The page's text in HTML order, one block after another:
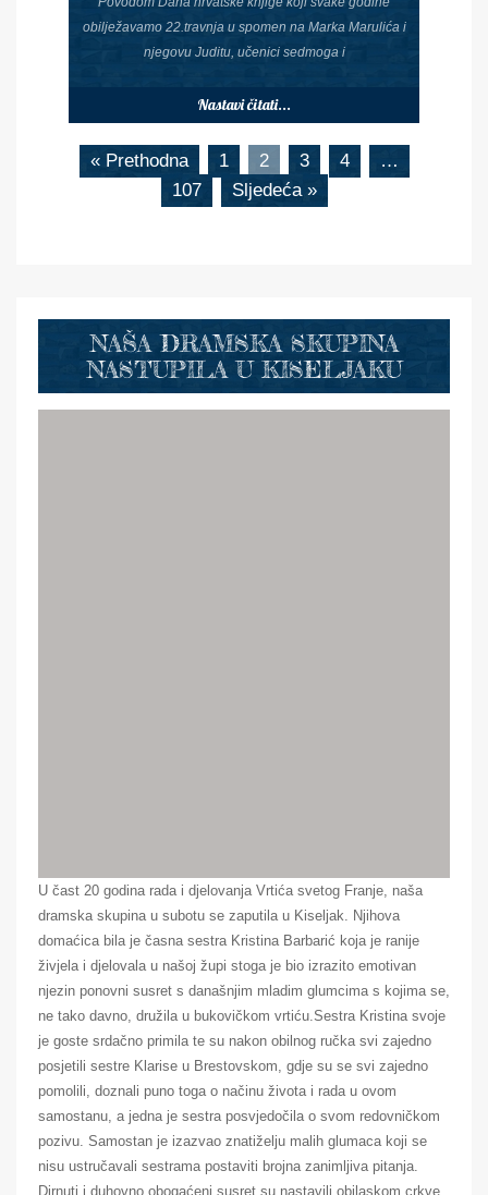
obilježavamo 22.travnja u spomen na Marka Marulića i
njegovu Juditu, učenici sedmoga i
Nastavi čitati...
« Prethodna 1 2 3 4
…
107
Sljedeća »
NAŠA DRAMSKA SKUPINA
NASTUPILA U KISELJAKU
U čast 20 godina rada i djelovanja Vrtića svetog Franje, naša
dramska skupina u subotu se zaputila u Kiseljak. Njihova
domaćica bila je časna sestra Kristina Barbarić koja je ranije
živjela i djelovala u našoj župi stoga je bio izrazito emotivan
njezin ponovni susret s današnjim mladim glumcima s kojima se,
ne tako davno, družila u bukovičkom vrtiću.Sestra Kristina svoje
je goste srdačno primila te su nakon obilnog ručka svi zajedno
posjetili sestre Klarise u Brestovskom, gdje su se svi zajedno
pomolili, doznali puno toga o načinu života i rada u ovom
samostanu, a jedna je sestra posvjedočila o svom redovničkom
pozivu. Samostan je izazvao znatiželju malih glumaca koji se
nisu ustručavali sestrama postaviti brojna zanimljiva pitanja.
Dirnuti i duhovno obogaćeni susret su nastavili obilaskom crkve